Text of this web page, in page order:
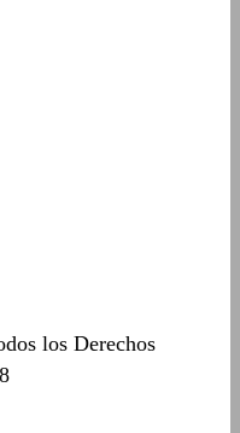
los Derechos